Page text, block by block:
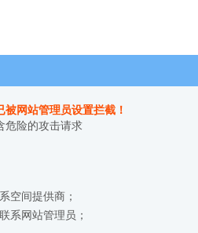
网站管理员设置拦截！
危险的攻击请求
空间提供商；
系网站管理员；